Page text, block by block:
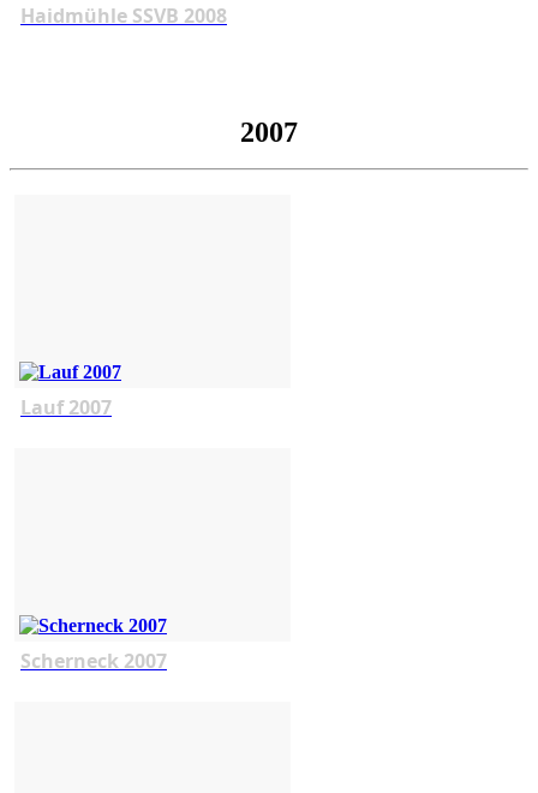
Haidmühle SSVB 2008
2007
Lauf 2007
Scherneck 2007